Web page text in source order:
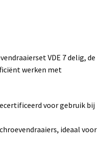
VDE 7 delig, de
werken met
voor gebruik bij
ideaal voor